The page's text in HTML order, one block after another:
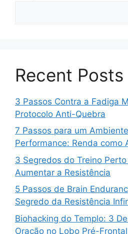
Recent Posts
3 Passos Contra a Fadiga
Protocolo Anti-Quebra
7 Passos para um
Performance: Renda como
3 Segredos do Treino
Aumentar a Resistência
5 Passos de Brain
Segredo da Resistência
Biohacking do Templo: 3
Oração no Lobo Pré-Frontal